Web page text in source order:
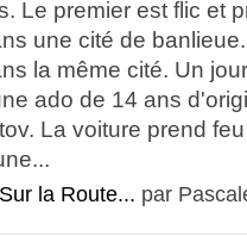
Le premier est flic et
une cité de
la même cité. Un
ado de 14 ans
La voiture prend
Sur la Route... par